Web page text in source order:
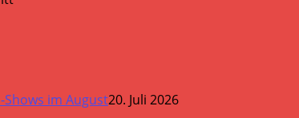
Shows im August20. Juli 2026